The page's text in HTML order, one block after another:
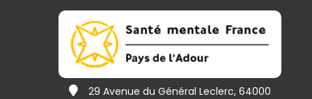
29 Avenue du Général Leclerc, 64000